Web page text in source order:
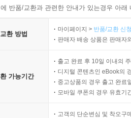
반품/교환과 관련한 안내가 있는경우 아
환 방법
마이페이지 > 반품/교환 신
판매자 배송 상품은 판매자
가능기간
출고 완료 후 10일 이내의
디지털 콘텐츠인 eBook의
중고상품의 경우 출고 완료
모바일 쿠폰의 경우 유효기
고객의 단순변심 및 착오구